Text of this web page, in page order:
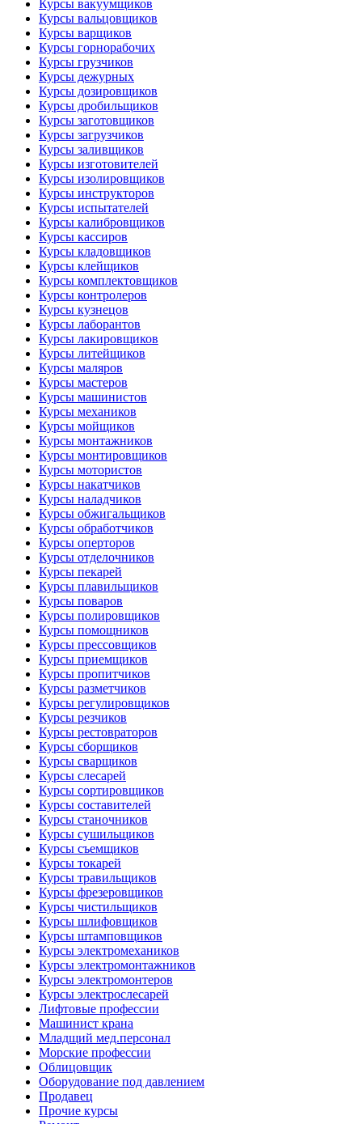
Курсы вакуумщиков
Курсы вальцовщиков
Курсы варщиков
Курсы горнорабочих
Курсы грузчиков
Курсы дежурных
Курсы дозировщиков
Курсы дробильщиков
Курсы заготовщиков
Курсы загрузчиков
Курсы заливщиков
Курсы изготовителей
Курсы изолировщиков
Курсы инструкторов
Курсы испытателей
Курсы калибровщиков
Курсы кассиров
Курсы кладовщиков
Курсы клейщиков
Курсы комплектовщиков
Курсы контролеров
Курсы кузнецов
Курсы лаборантов
Курсы лакировщиков
Курсы литейщиков
Курсы маляров
Курсы мастеров
Курсы машинистов
Курсы механиков
Курсы мойщиков
Курсы монтажников
Курсы монтировщиков
Курсы мотористов
Курсы накатчиков
Курсы наладчиков
Курсы обжигальщиков
Курсы обработчиков
Курсы оперторов
Курсы отделочников
Курсы пекарей
Курсы плавильщиков
Курсы поваров
Курсы полировщиков
Курсы помощников
Курсы прессовщиков
Курсы приемщиков
Курсы пропитчиков
Курсы разметчиков
Курсы регулировщиков
Курсы резчиков
Курсы рестовраторов
Курсы сборщиков
Курсы сварщиков
Курсы слесарей
Курсы сортировщиков
Курсы составителей
Курсы станочников
Курсы сушильщиков
Курсы съемщиков
Курсы токарей
Курсы травильщиков
Курсы фрезеровщиков
Курсы чистильщиков
Курсы шлифовщиков
Курсы штамповщиков
Курсы электромехаников
Курсы электромонтажников
Курсы электромонтеров
Курсы электрослесарей
Лифтовые профессии
Машинист крана
Младщий мед.персонал
Морские профессии
Облицовщик
Оборудование под давлением
Продавец
Прочие курсы